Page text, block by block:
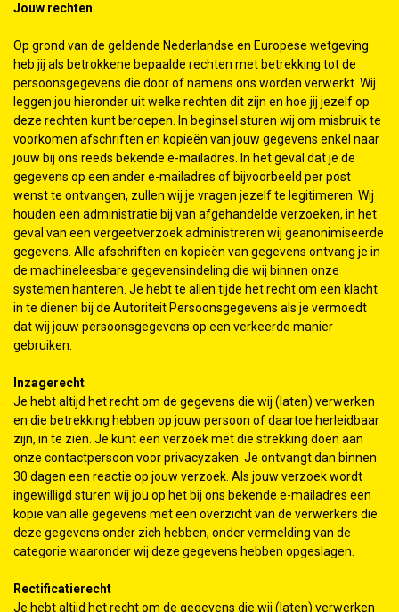
Jouw rechten
Op grond van de geldende Nederlandse en Europese wetgeving
heb jij als betrokkene bepaalde rechten met betrekking tot de
persoonsgegevens die door of namens ons worden verwerkt. Wij
leggen jou hieronder uit welke rechten dit zijn en hoe jij jezelf op
deze rechten kunt beroepen. In beginsel sturen wij om misbruik te
voorkomen afschriften en kopieën van jouw gegevens enkel naar
jouw bij ons reeds bekende e-mailadres. In het geval dat je de
gegevens op een ander e-mailadres of bijvoorbeeld per post
wenst te ontvangen, zullen wij je vragen jezelf te legitimeren. Wij
houden een administratie bij van afgehandelde verzoeken, in het
geval van een vergeetverzoek administreren wij geanonimiseerde
gegevens. Alle afschriften en kopieën van gegevens ontvang je in
de machineleesbare gegevensindeling die wij binnen onze
systemen hanteren. Je hebt te allen tijde het recht om een klacht
in te dienen bij de Autoriteit Persoonsgegevens als je vermoedt
dat wij jouw persoonsgegevens op een verkeerde manier
gebruiken.
Inzagerecht
Je hebt altijd het recht om de gegevens die wij (laten) verwerken
en die betrekking hebben op jouw persoon of daartoe herleidbaar
zijn, in te zien. Je kunt een verzoek met die strekking doen aan
onze contactpersoon voor privacyzaken. Je ontvangt dan binnen
30 dagen een reactie op jouw verzoek. Als jouw verzoek wordt
ingewilligd sturen wij jou op het bij ons bekende e-mailadres een
kopie van alle gegevens met een overzicht van de verwerkers die
deze gegevens onder zich hebben, onder vermelding van de
categorie waaronder wij deze gegevens hebben opgeslagen.
Rectificatierecht
Je hebt altijd het recht om de gegevens die wij (laten) verwerken